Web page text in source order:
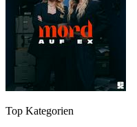
Top Kategorien